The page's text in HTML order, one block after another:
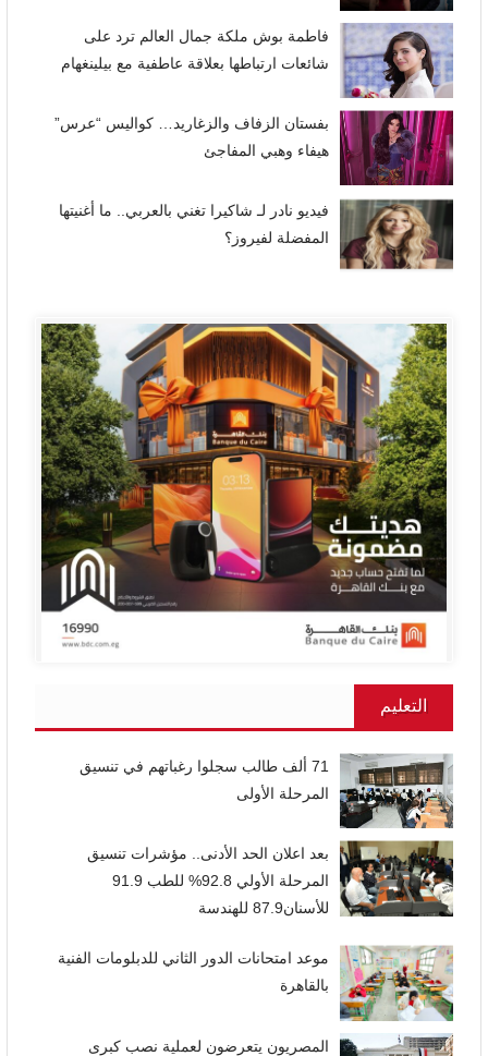
فاطمة بوش ملكة جمال العالم ترد على
شائعات ارتباطها بعلاقة عاطفية مع بيلينغهام
بفستان الزفاف والزغاريد… كواليس “عرس”
هيفاء وهبي المفاجئ
فيديو نادر لـ شاكيرا تغني بالعربي.. ما أغنيتها
المفضلة لفيروز؟
التعليم
71 ألف طالب سجلوا رغباتهم في تنسيق
المرحلة الأولى
بعد اعلان الحد الأدنى.. مؤشرات تنسيق
المرحلة الأولي 92.8% للطب 91.9
للأسنان87.9 للهندسة
موعد امتحانات الدور الثاني للدبلومات الفنية
بالقاهرة
المصريون يتعرضون لعملية نصب كبرى